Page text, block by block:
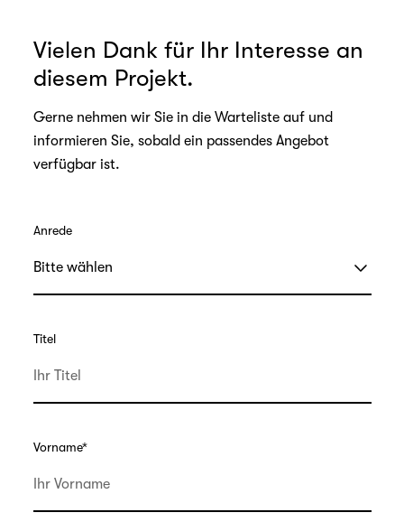
Vielen Dank für Ihr Interesse an
diesem Projekt.
Gerne nehmen wir Sie in die Warteliste auf und
informieren Sie, sobald ein passendes Angebot
verfügbar ist.
Anrede
Titel
Vorname*